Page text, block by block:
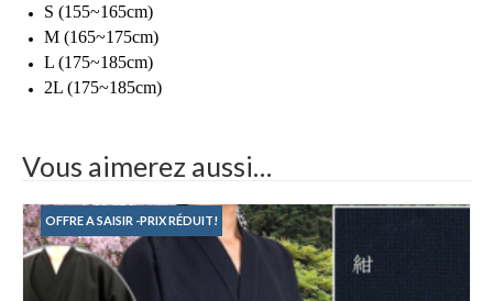
S (155~165cm)
M (165~175cm)
L (175~185cm)
2L (175~185cm)
Vous aimerez aussi…
OFFRE A SAISIR -PRIX RÉDUIT!